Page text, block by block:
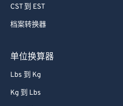
CST 到 EST
档案转换器
单位换算器
Lbs 到 Kg
Kg 到 Lbs